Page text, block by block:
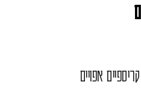
אפויים